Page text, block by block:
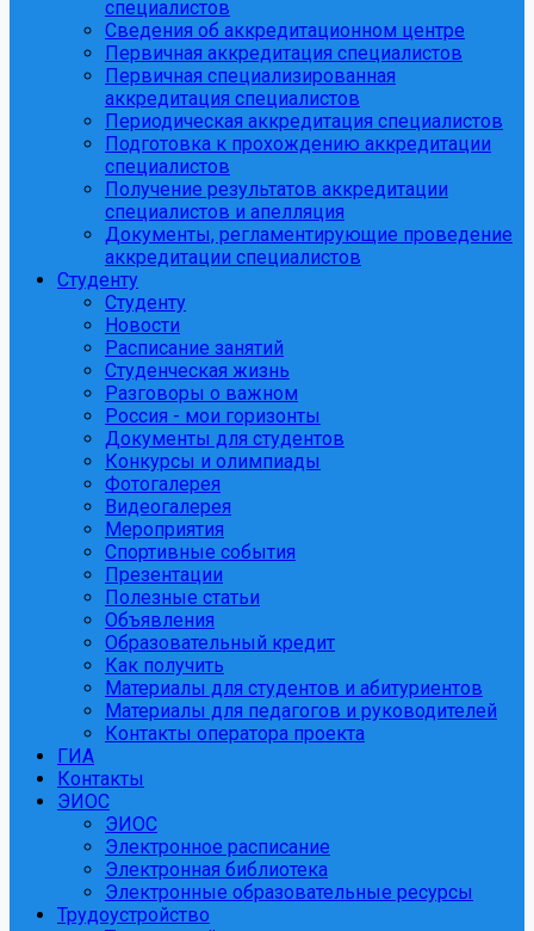
специалистов
Сведения об аккредитационном центре
Первичная аккредитация специалистов
Первичная специализированная
аккредитация специалистов
Периодическая аккредитация специалистов
Подготовка к прохождению аккредитации
специалистов
Получение результатов аккредитации
специалистов и апелляция
Документы, регламентирующие проведение
аккредитации специалистов
Студенту
Студенту
Новости
Расписание занятий
Студенческая жизнь
Разговоры о важном
Россия - мои горизонты
Документы для студентов
Конкурсы и олимпиады
Фотогалерея
Видеогалерея
Мероприятия
Спортивные события
Презентации
Полезные статьи
Объявления
Образовательный кредит
Как получить
Материалы для студентов и абитуриентов
Материалы для педагогов и руководителей
Контакты оператора проекта
ГИА
Контакты
ЭИОС
ЭИОС
Электронное расписание
Электронная библиотека
Электронные образовательные ресурсы
Трудоустройство